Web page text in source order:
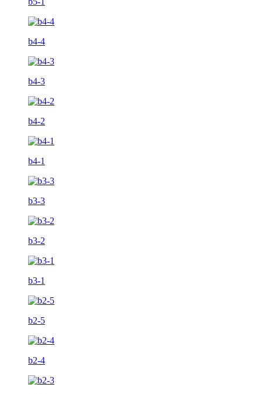
b4-4
b4-3
b4-2
b4-1
b3-3
b3-2
b3-1
b2-5
b2-4